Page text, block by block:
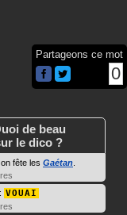
Partageons ce mot
0
de beau
le dico ?
fête les Gaétan
VOUAI